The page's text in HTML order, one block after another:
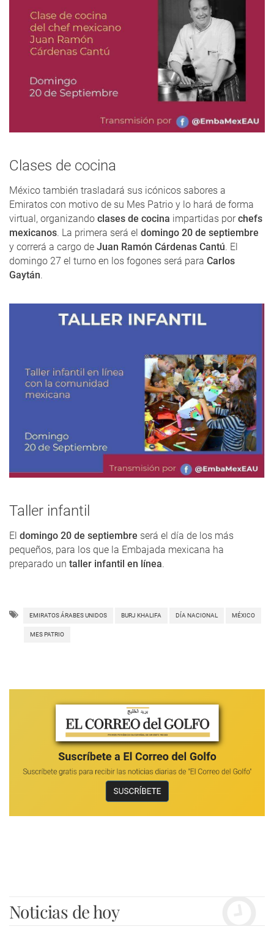
Clases de cocina
México también trasladará sus icónicos sabores a
Emiratos con motivo de su Mes Patrio y lo hará de forma
virtual, organizando clases de cocina impartidas porchefs
mexicanos. La primera será el domingo 20 de septiembre
y correrá a cargo de Juan Ramón Cárdenas Cantú. El
domingo 27 el turno en los fogones será para Carlos
Gaytán.
Taller infantil
El domingo 20 de septiembre será el día de los más
pequeños, para los que la Embajada mexicana ha
preparado un taller infantil en línea.
EMIRATOS ÁRABES UNIDOS BURJ KHALIFA DÍA NACIONAL MÉXICO
MES PATRIO
Noticias de hoy